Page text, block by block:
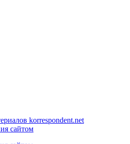
korrespondent.net
сайтом